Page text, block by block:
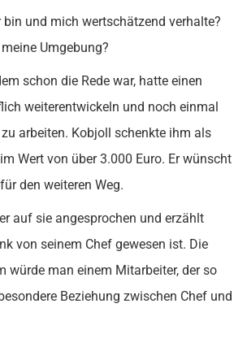
und mich wertschätzend verhalte?
Umgebung?
schon die Rede war, hatte einen
weiterentwickeln und noch einmal
arbeiten. Kobjoll schenkte ihm als
Wert von über 3.000 Euro. Er wünscht
den weiteren Weg.
auf sie angesprochen und erzählt
von seinem Chef gewesen ist. Die
würde man einem Mitarbeiter, der so
Beziehung zwischen Chef und